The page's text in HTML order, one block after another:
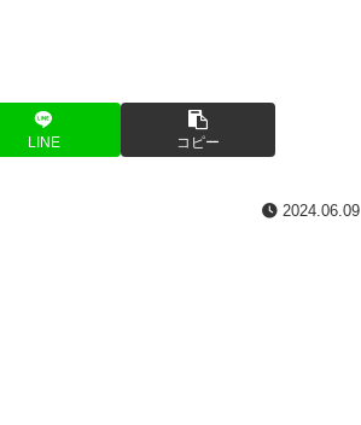
LINE コピー
2024.06.09